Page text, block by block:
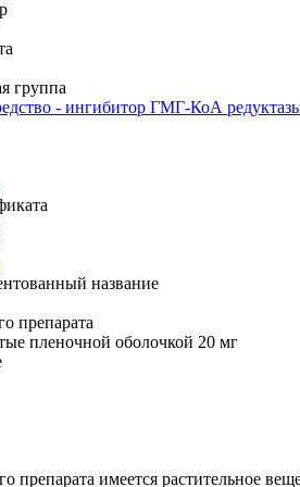
группа
- ингибитор ГМГ-КоА
название
препарата
пленочной оболочкой 20 мг
препарата имеется растительное